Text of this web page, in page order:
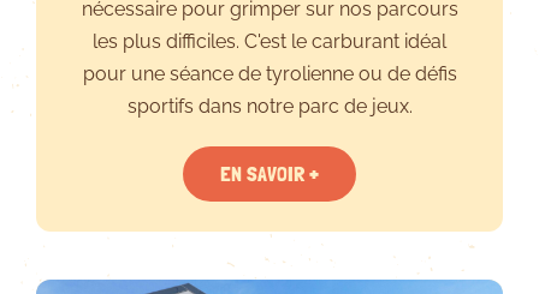
nécessaire pour grimper sur nos parcours
les plus difficiles. C'est le carburant idéal
pour une séance de tyrolienne ou de défis
sportifs dans notre parc de jeux.
EN SAVOIR +